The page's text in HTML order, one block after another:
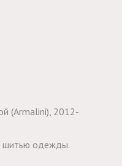
(Armalini), 2012-
шитью одежды.